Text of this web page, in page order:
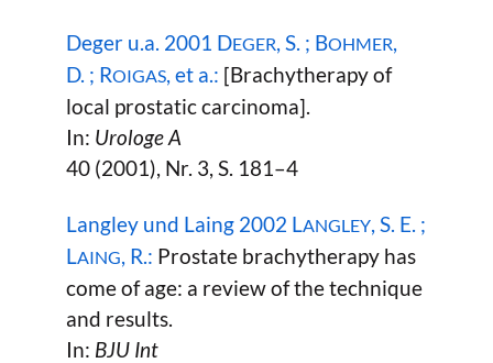
Deger u.a. 2001 DEGER, S. ; BOHMER,
D. ; ROIGAS, et a.: [Brachytherapy of
local prostatic carcinoma].
In: Urologe A
40 (2001), Nr. 3, S. 181–4
Langley und Laing 2002 LANGLEY, S. E. ;
LAING, R.: Prostate brachytherapy has
come of age: a review of the technique
and results.
In: BJU Int